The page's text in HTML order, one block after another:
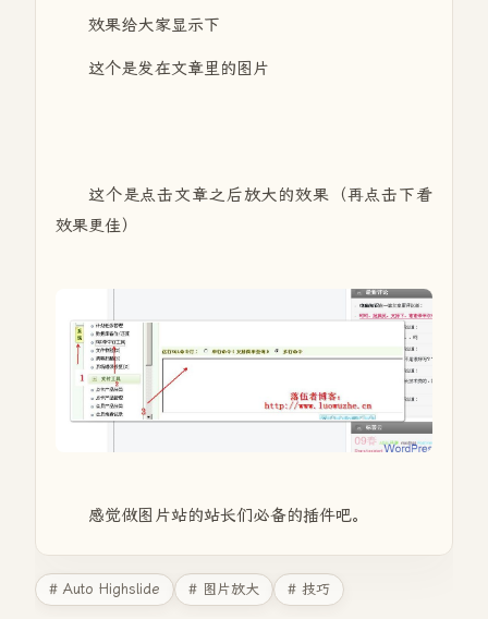
效果给大家显示下
这个是发在文章里的图片
这个是点击文章之后放大的效果（再点击下看
效果更佳）
感觉做图片站的站长们必备的插件吧。
# Auto Highslide # 图片放大 # 技巧